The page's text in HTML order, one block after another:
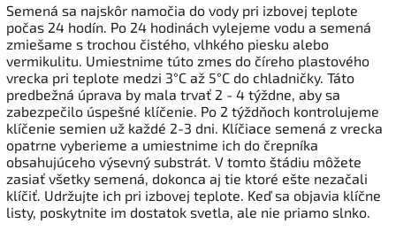
Semená sa najskôr namočia do vody pri izbovej teplote
počas 24 hodín. Po 24 hodinách vylejeme vodu a semená
zmiešame s trochou čistého, vlhkého piesku alebo
vermikulitu. Umiestnime túto zmes do číreho plastového
vrecka pri teplote medzi 3°C až 5°C do chladničky. Táto
predbežná úprava by mala trvať 2 - 4 týždne, aby sa
zabezpečilo úspešné klíčenie. Po 2 týždňoch kontrolujeme
klíčenie semien už každé 2-3 dni. Klíčiace semená z vrecka
opatrne vyberieme a umiestnime ich do črepníka
obsahujúceho výsevný substrát. V tomto štádiu môžete
zasiať všetky semená, dokonca aj tie ktoré ešte nezačali
klíčiť. Udržujte ich pri izbovej teplote. Keď sa objavia klíčne
listy, poskytnite im dostatok svetla, ale nie priamo slnko.